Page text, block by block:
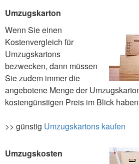
Umzugskarton
Wenn Sie einen
Kostenvergleich für
Umzugskartons
bezwecken, dann müssen
Sie zudem immer die
angebotene Menge der
kostengünstigen Preis im Blick
>> günstig Umzugskartons kaufen
Umzugskosten